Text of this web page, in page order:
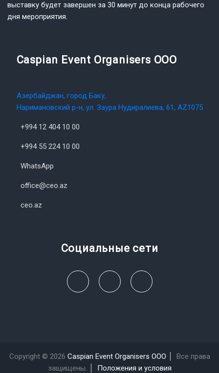
выставку будет завершен за 30 минут до конца рабочего
дня мероприятия.
Caspian Event Organisers OOO
Азербайджан, город Баку,
Наримановский р-н, ул. Заура Нудиралиева, 61, AZ1075
+994 12 404 10 00
+994 55 224 10 00
WhatsApp
office@ceo.az
ceo.az
Социальные сети
Copyright © 2026 Caspian Event Organisers OOO
Все права
защищены.
Положения и условия